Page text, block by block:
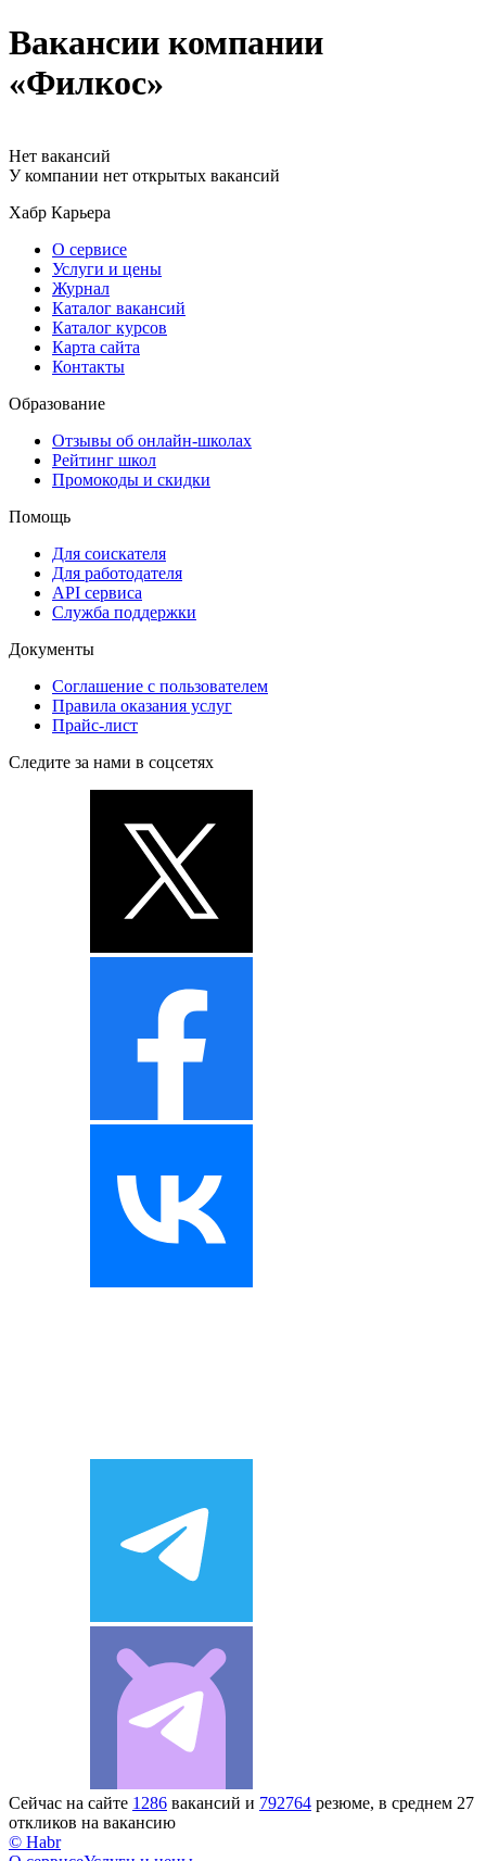
Вакансии компании
«Филкос»
Нет вакансий
У компании нет открытых вакансий
Хабр Карьера
О сервисе
Услуги и цены
Журнал
Каталог вакансий
Каталог курсов
Карта сайта
Контакты
Образование
Отзывы об онлайн-школах
Рейтинг школ
Промокоды и скидки
Помощь
Для соискателя
Для работодателя
API сервиса
Служба поддержки
Документы
Соглашение с пользователем
Правила оказания услуг
Прайс-лист
Следите за нами в соцсетях
Сейчас на сайте 1286 вакансий и 792764 резюме, в среднем 27
откликов на вакансию
© Habr